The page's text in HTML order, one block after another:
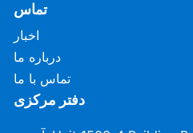
تماس
اخبار
درباره ما
تماس با ما
دفتر مرکزی